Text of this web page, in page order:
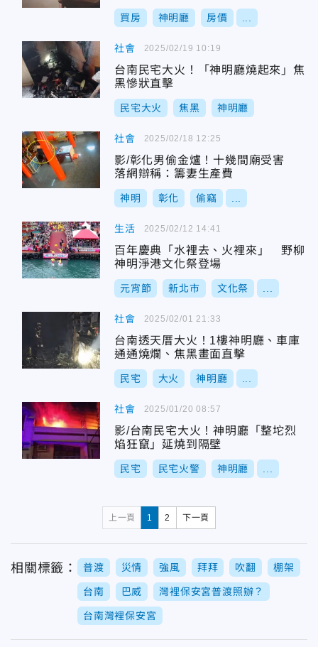
買房 神明廳 房價
社會
台南民宅大火！「神明廳燒起來」焦
黑慘狀直擊
民宅大火 焦黑 神明廳
2025/02/19 10:19
社會
影/彰化男偷金爐！十幾間廟受害
落網辯稱：籌妻生產費
神明 彰化 偷竊
2025/02/18 12:25
生活
百年慶典「水裡去、火裡來」 野柳
神明淨港文化祭登場
元宵節 新北市 文化祭
2025/02/12 14:41
社會
台南透天厝大火！1樓神明廳、車庫
通通燒爛、焦黑畫面直擊
民宅 大火 神明廳
2025/02/01 21:33
社會
影/台南民宅大火！神明廳「整坨烈
焰狂竄」延燒到隔壁
民宅 民宅火警 神明廳
2025/01/20 08:57
上一頁 1 2 下一頁
相關標籤： 普渡 災情 強風 拜拜 吹翻 棚架
台南 巴威 灣裡保安宮普渡照辦？
台南灣裡保安宮